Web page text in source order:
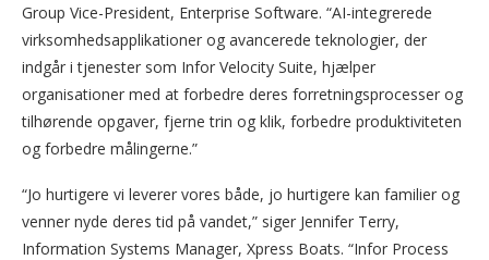
Group Vice-President, Enterprise Software. “AI-integrerede
virksomhedsapplikationer og avancerede teknologier, der
indgår i tjenester som Infor Velocity Suite, hjælper
organisationer med at forbedre deres forretningsprocesser og
tilhørende opgaver, fjerne trin og klik, forbedre produktiviteten
og forbedre målingerne.”
“Jo hurtigere vi leverer vores både, jo hurtigere kan familier og
venner nyde deres tid på vandet,” siger Jennifer Terry,
Information Systems Manager, Xpress Boats. “Infor Process